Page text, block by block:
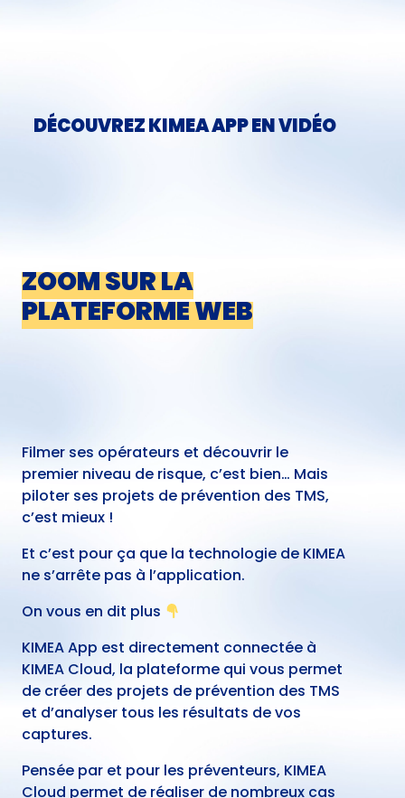
DÉCOUVREZ KIMEA APP EN VIDÉO
ZOOM SUR LA
PLATEFORME WEB
Filmer ses opérateurs et découvrir le
premier niveau de risque, c’est bien… Mais
piloter ses projets de prévention des TMS,
c’est mieux !
Et c’est pour ça que la technologie de KIMEA
ne s’arrête pas à l’application.
On vous en dit plus
KIMEA App est directement connectée à
KIMEA Cloud, la plateforme qui vous permet
de créer des projets de prévention des TMS
et d’analyser tous les résultats de vos
captures.
Pensée par et pour les préventeurs, KIMEA
Cloud permet de réaliser de nombreux cas